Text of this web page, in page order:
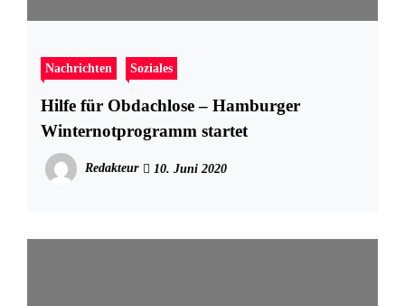
Nachrichten Soziales
Hilfe für Obdachlose – Hamburger
Winternotprogramm startet
Redakteur 10. Juni 2020